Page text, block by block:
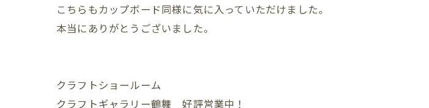
こちらもカップボード同様に気に入っていただけました。
本当にありがとうございました。
クラフトショールーム
クラフトギャラリー鶴舞 好評営業中！